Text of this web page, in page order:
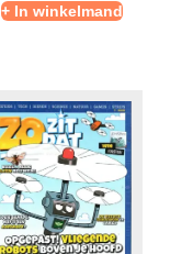
+ In winkelmand